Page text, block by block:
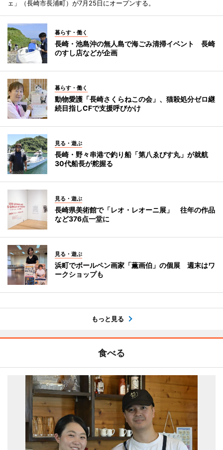
ェ」（長崎市長浦町）が7月25日にオープンする。
暮らす・働く
長崎・池島沖の無人島で海ごみ清掃イベント 長崎
のすし店などが企画
暮らす・働く
動物愛護「長崎さくらねこの会」、猫殺処分ゼロ継
続目指しCFで支援呼びかけ
見る・遊ぶ
長崎・野々串港で釣り船「第八ゑびす丸」が就航
30代船長が舵握る
見る・遊ぶ
長崎県美術館で「レオ・レオーニ展」 往年の作品
など376点一堂に
見る・遊ぶ
浜町でボールペン画家「薫画伯」の個展 週末はワ
ークショップも
もっと見る
食べる